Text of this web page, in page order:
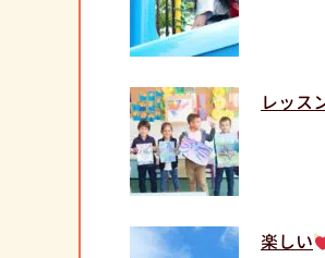
レッス
楽しい